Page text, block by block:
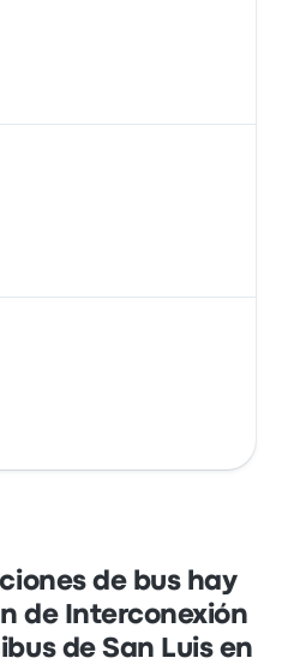
de bus hay
de Interconexión
de San Luis en